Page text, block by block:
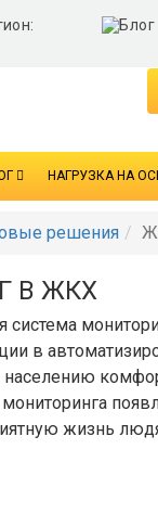
НАГРУЗКА НА
решения
В ЖКХ
система
в
жизнь